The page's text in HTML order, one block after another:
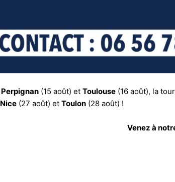
Perpignan (15 août) et Toulouse (16 août), la
Nice (27 août) et Toulon (28 août) !
Venez à